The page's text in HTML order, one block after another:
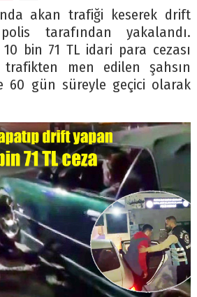
akan trafiği keserek drift
tarafından yakalandı.
bin 71 TL idari para cezası
trafikten men edilen şahsın
60 gün süreyle geçici olarak